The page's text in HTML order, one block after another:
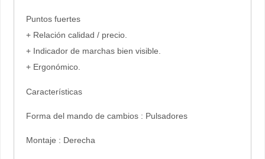
Puntos fuertes
+ Relación calidad / precio.
+ Indicador de marchas bien visible.
+ Ergonómico.
Características
Forma del mando de cambios : Pulsadores
Montaje : Derecha